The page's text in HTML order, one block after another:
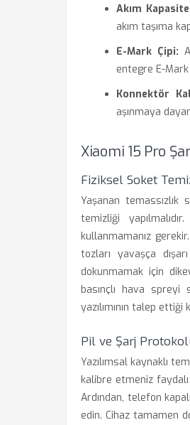
Akım
akım taşıma
E-Mark Çipi:
entegre E-Mark
Konnektör
aşınmaya
Xiaomi 15 Pro
Fiziksel Soket
Yaşanan
temizliği
kullanmamanız
tozları yavaşça
dokunmamak için
basınçlı hava
yazılımının talep
Pil ve Şarj
Yazılımsal kaynaklı
kalibre etmeniz faydalı
Ardından, telefon
edin. Cihaz tamamen